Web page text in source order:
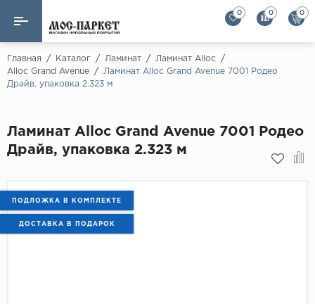
Назад
Ламинат
Alloc
Alpine Floor
Паркетная доска
Инженерный паркет елка
0 0 0
Главная / Каталог / Ламинат / Ламинат Alloc
/
Alloc Grand Avenue
/
Ламинат Alloc Grand Avenue 7001 Родео
Драйв, упаковка 2.323 м
Ламинат Alloc Grand Avenue 7001 Родео
Драйв, упаковка 2.323 м
ПОДЛОЖКА В КОМПЛЕКТЕ
ДОСТАВКА В ПОДАРОК